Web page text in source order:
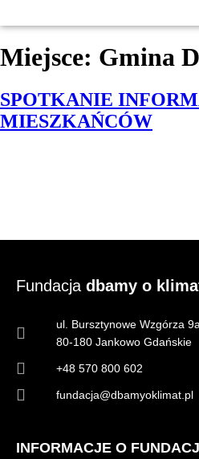
Miejsce: Gmina
SPOTKANIE
MIESZKAŃCÓW
Fundacja dbamy o
ul. Bursztynowe Wzgórza 9a
80-180 Jankowo Gdańskie
+48 570 800 602
fundacja@dbamyoklimat.pl
INFORMACJE O